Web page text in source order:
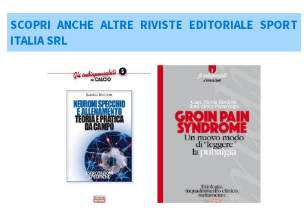
SCOPRI ANCHE ALTRE RIVISTE EDITORIALE SPORT
ITALIA SRL